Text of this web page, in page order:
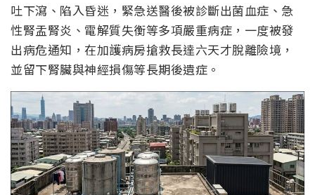
吐下瀉、陷入昏迷，緊急送醫後被診斷出菌血症、急
性腎盂腎炎、電解質失衡等多項嚴重病症，一度被發
出病危通知，在加護病房搶救長達六天才脫離險境，
並留下腎臟與神經損傷等長期後遺症。